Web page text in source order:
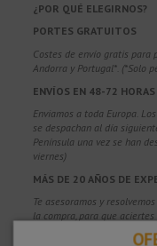
¿POR QUÉ ELEGIRNOS?
PORTES GRATUITOS
Costes de envío gratis para
Andorra y Portugal*. (*Solo
ENVÍOS EN 48-72 HORAS
Enviamos a toda Europa.
se despachan al día
Península una vez se han
viernes)
MÁS DE 20 AÑOS DE
Te asesoramos y
la compra, para que
COMPRA CON